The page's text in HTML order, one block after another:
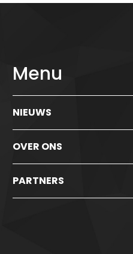
Menu
NIEUWS
OVER ONS
PARTNERS